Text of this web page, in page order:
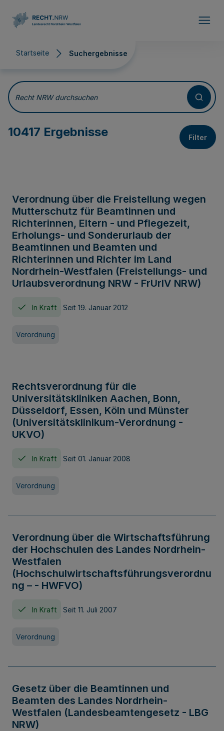
Startseite Suchergebnisse
Suchergebnisse
Recht NRW durchsuchen
10417 Ergebnisse Filter
Verordnung über die Freistellung wegen
Mutterschutz für Beamtinnen und
Richterinnen, Eltern - und Pflegezeit,
Erholungs- und Sonderurlaub der
Beamtinnen und Beamten und
Richterinnen und Richter im Land
Nordrhein-Westfalen (Freistellungs- und
Urlaubsverordnung NRW - FrUrlV NRW)
In Kraft Seit 19. Januar 2012
Verordnung
Rechtsverordnung für die
Universitätskliniken Aachen, Bonn,
Düsseldorf, Essen, Köln und Münster
(Universitätsklinikum-Verordnung -
UKVO)
In Kraft Seit 01. Januar 2008
Verordnung
Verordnung über die Wirtschaftsführung
der Hochschulen des Landes Nordrhein-
Westfalen
(Hochschulwirtschaftsführungsverordnu
ng – - HWFVO)
In Kraft Seit 11. Juli 2007
Verordnung
Gesetz über die Beamtinnen und
Beamten des Landes Nordrhein-
Westfalen (Landesbeamtengesetz - LBG
NRW)